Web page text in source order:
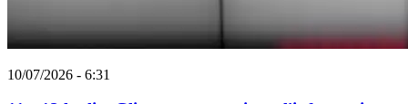
10/07/2026 - 6:31